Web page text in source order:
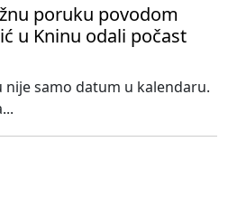
poruku povodom
u Kninu odali počast
nije samo datum u kalendaru.